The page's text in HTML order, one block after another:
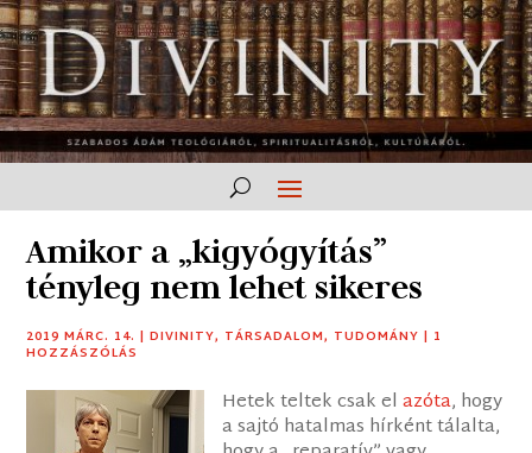
Amikor a „kigyógyítás”
tényleg nem lehet sikeres
2019 MÁRC. 14. |DIVINITY, TÁRSADALOM, TUDOMÁNY | 1
HOZZÁSZÓLÁS
Hetek teltek csak elazóta, hogy
a sajtó hatalmas hírként tálalta,